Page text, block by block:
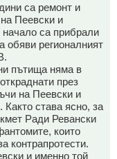
са ремонт и
Пеевски и
са прибрали
обяви регионалният
пътища няма в
през
на Пеевски и
става ясно, за
Ради Ревански
които
контрапротести.
и именно той